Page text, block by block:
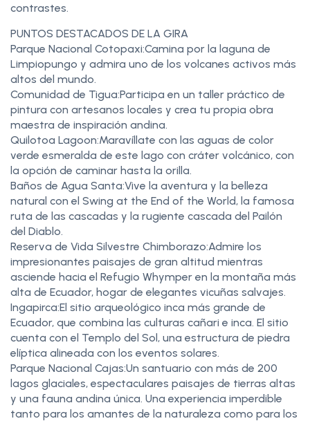
contrastes.
PUNTOS DESTACADOS DE LA GIRA
Parque Nacional Cotopaxi:Camina por la laguna de
Limpiopungo y admira uno de los volcanes activos más
altos del mundo.
Comunidad de Tigua:Participa en un taller práctico de
pintura con artesanos locales y crea tu propia obra
maestra de inspiración andina.
Quilotoa Lagoon:Maravíllate con las aguas de color
verde esmeralda de este lago con cráter volcánico, con
la opción de caminar hasta la orilla.
Baños de Agua Santa:Vive la aventura y la belleza
natural con el Swing at the End of the World, la famosa
ruta de las cascadas y la rugiente cascada del Pailón
del Diablo.
Reserva de Vida Silvestre Chimborazo:Admire los
impresionantes paisajes de gran altitud mientras
asciende hacia el Refugio Whymper en la montaña más
alta de Ecuador, hogar de elegantes vicuñas salvajes.
Ingapirca:El sitio arqueológico inca más grande de
Ecuador, que combina las culturas cañari e inca. El sitio
cuenta con el Templo del Sol, una estructura de piedra
elíptica alineada con los eventos solares.
Parque Nacional Cajas:Un santuario con más de 200
lagos glaciales, espectaculares paisajes de tierras altas
y una fauna andina única. Una experiencia imperdible
tanto para los amantes de la naturaleza como para los